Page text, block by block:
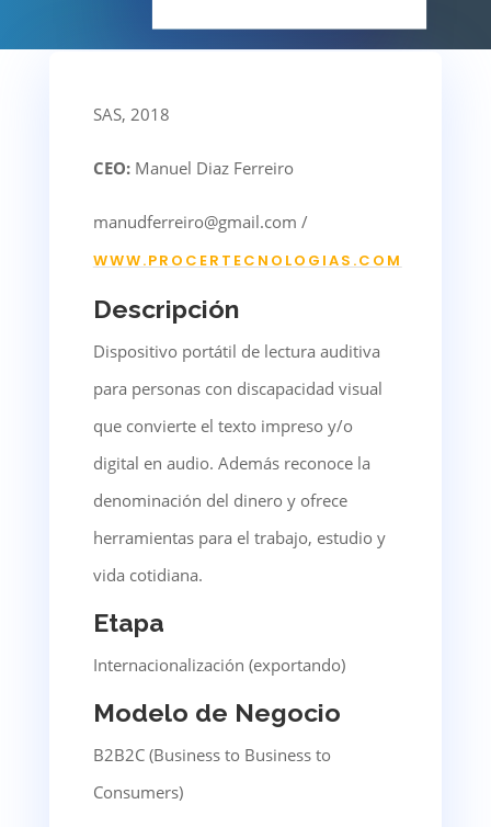
SAS, 2018
CEO: Manuel Diaz Ferreiro
manudferreiro@gmail.com /
WWW.PROCERTECNOLOGIAS.COM
Descripción
Dispositivo portátil de lectura auditiva
para personas con discapacidad visual
que convierte el texto impreso y/o
digital en audio. Además reconoce la
denominación del dinero y ofrece
herramientas para el trabajo, estudio y
vida cotidiana.
Etapa
Internacionalización (exportando)
Modelo de Negocio
B2B2C (Business to Business to
Consumers)